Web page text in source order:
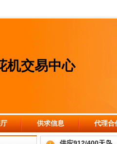
机交易中心
供求信息 代理合